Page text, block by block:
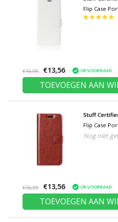
Flip Case
Cover Cas
€16,95 €13,56 OP VOORRAAD
TOEVOEGEN AAN
Stuff
Flip Case
Cover Cas
Nog niet
€16,95 €13,56 OP VOORRAAD
TOEVOEGEN AAN